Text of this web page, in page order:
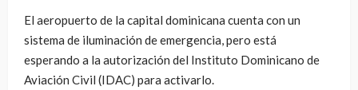
El aeropuerto de la capital dominicana cuenta con un
sistema de iluminación de emergencia, pero está
esperando a la autorización del Instituto Dominicano de
Aviación Civil (IDAC) para activarlo.